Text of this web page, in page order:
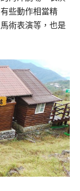
些動作相當精
術表演等，也是